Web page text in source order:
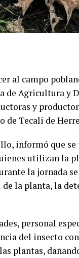
al campo
de Agricultura y
y
de Tecali de
informó que
utilizan la
la jornada
la planta, la
personal
del insecto
plantas,